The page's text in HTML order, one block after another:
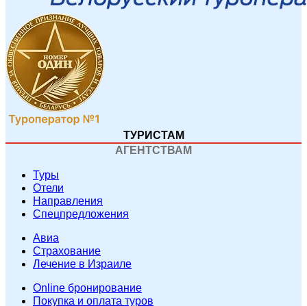
ТУРИСТАМ
АГЕНТСТВАМ
Туры
Отели
Направления
Спецпредложения
Авиа
Страхование
Лечение в Израиле
Online бронирование
Покупка и оплата туров